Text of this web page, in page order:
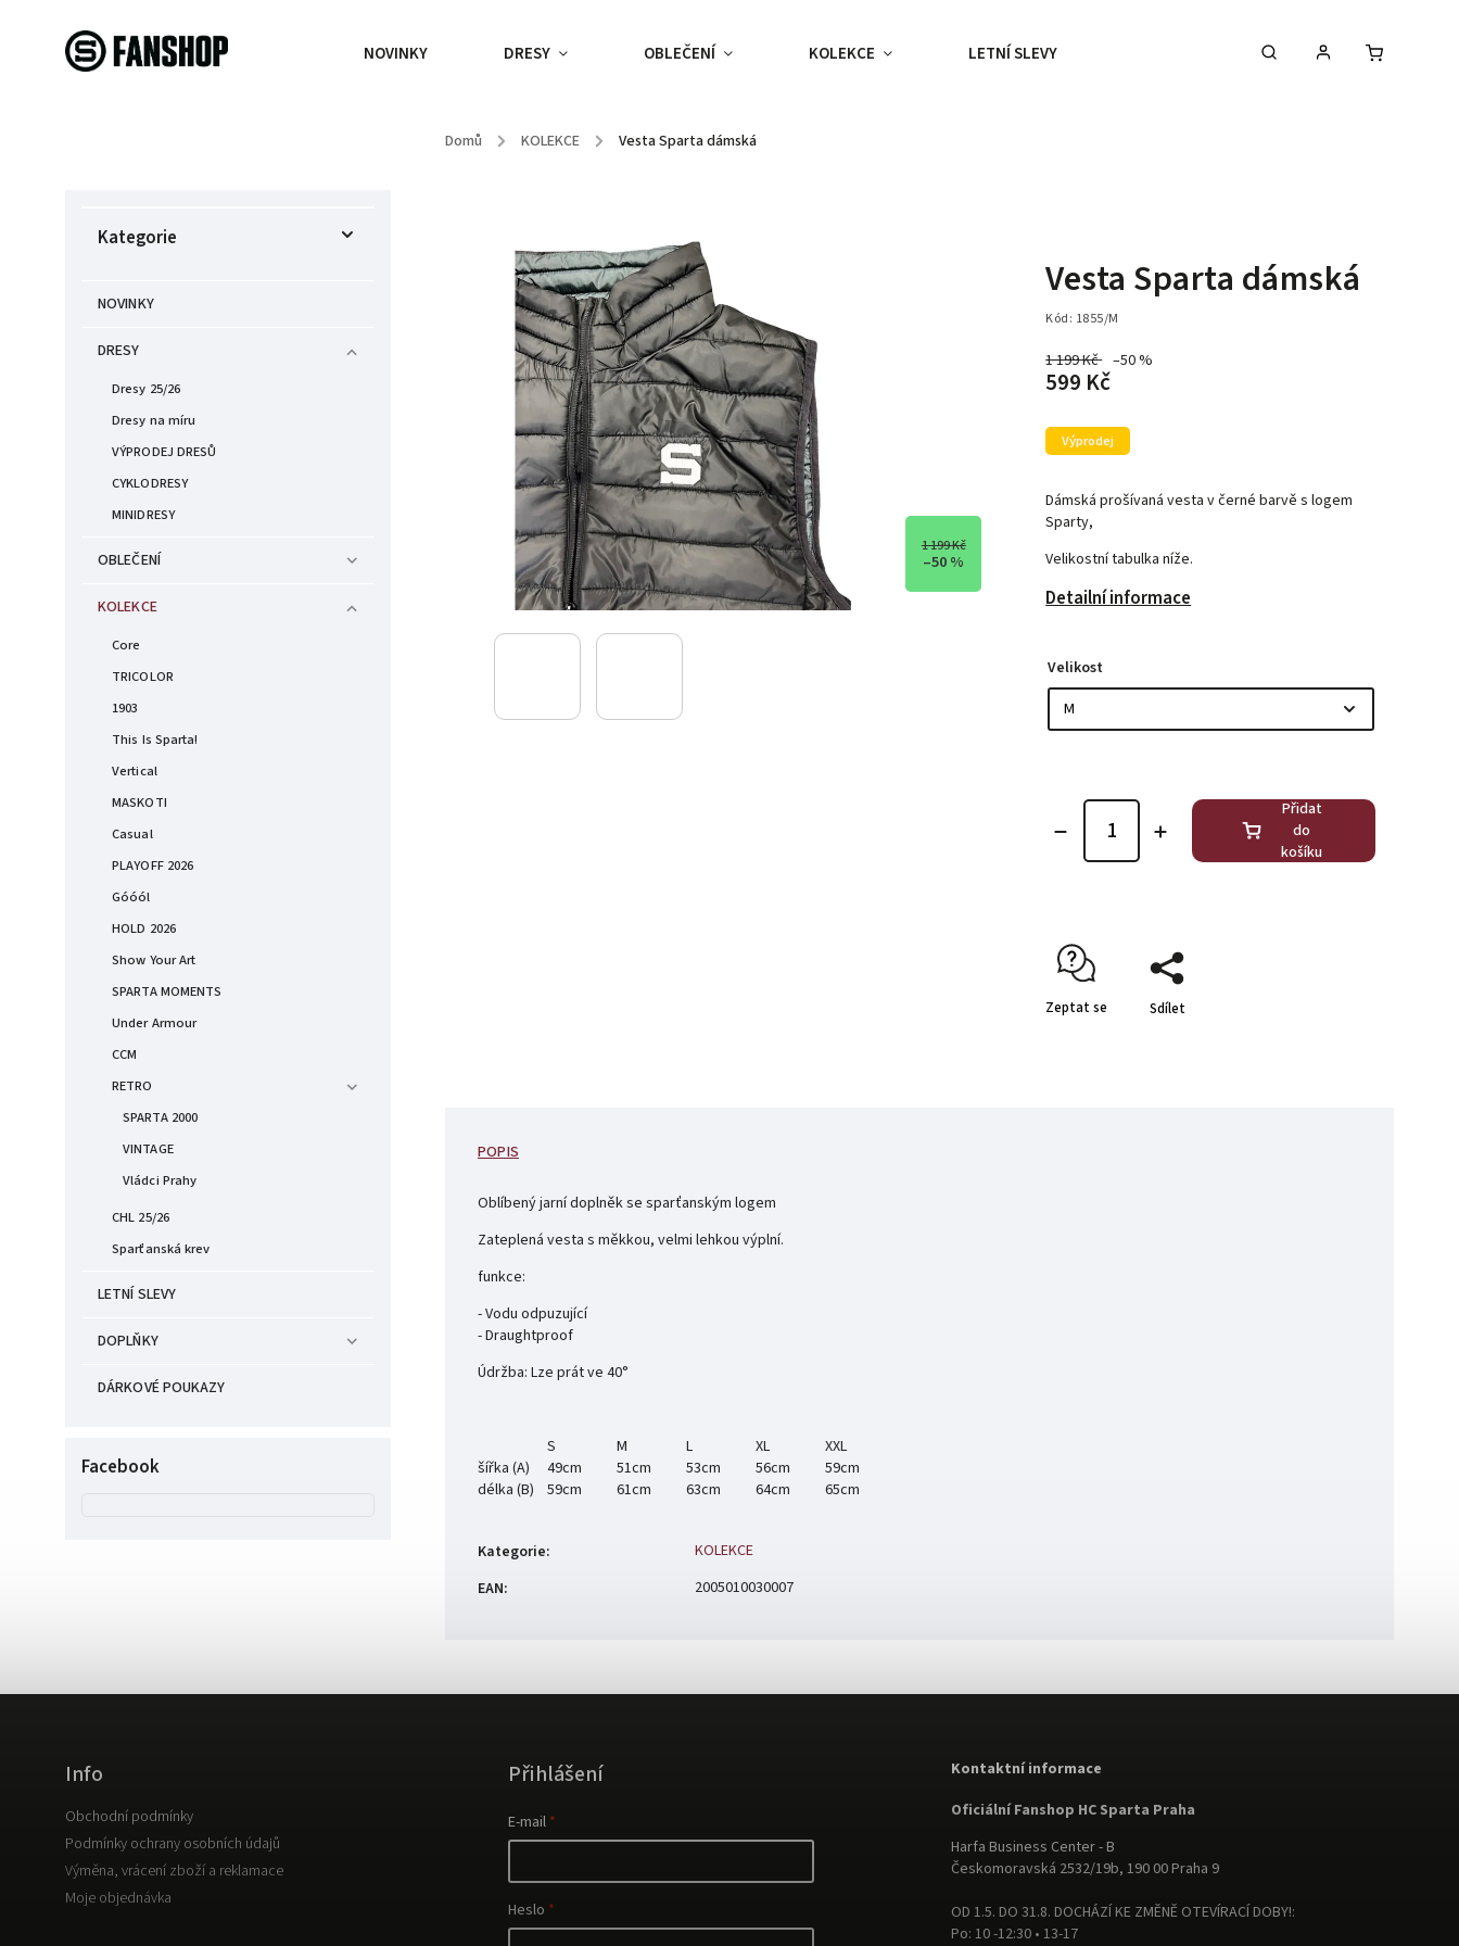
NOVINKY DRESY OBLEČENÍ KOLEKCE LETNÍ SLEVY DÁRKOVÉ POUKAZY
Domů / KOLEKCE / Vesta Sparta dámská
Kategorie
NOVINKY
DRESY
Dresy 25/26
Dresy na míru
VÝPRODEJ DRESŮ
CYKLODRESY
MINIDRESY
OBLEČENÍ
KOLEKCE
Core
TRICOLOR
1903
This Is Sparta!
Vertical
MASKOTI
Casual
PLAYOFF 2026
Góóól
HOLD 2026
Show Your Art
SPARTA MOMENTS
Under Armour
CCM
RETRO
SPARTA 2000
VINTAGE
Vládci Prahy
CHL 25/26
Sparťanská krev
LETNÍ SLEVY
DOPLŇKY
DÁRKOVÉ POUKAZY
Facebook
1 199 Kč
–50 %
Vesta Sparta dámská
Kód: 1855/M
1 199 Kč –50 %
599 Kč
Dámská prošívaná vesta v černé barvě s logem
Sparty,
Velikostní tabulka níže.
Detailní informace
Výprodej
Velikost
Přidat
do
košíku
Zeptat se Sdílet
POPIS
Oblíbený jarní doplněk se sparťanským logem
Zateplená vesta s měkkou, velmi lehkou výplní.
funkce:
- Vodu odpuzující
- Draughtproof
Údržba: Lze prát ve 40°
S M L XL
XXL
šířka (A)
49cm 51cm 53cm 56cm
59cm
délka (B)
59cm 61cm 63cm 64cm 65cm
Kategorie:
KOLEKCE
EAN: 2005010030007
Info
Obchodní podmínky
Podmínky ochrany osobních údajů
Výměna, vrácení zboží a reklamace
Moje objednávka
Přihlášení
E-mail
Heslo
Kontaktní informace
Oficiální Fanshop HC Sparta Praha
Harfa Business Center - B
Českomoravská 2532/19b, 190 00 Praha 9
OD 1.5. DO 31.8. DOCHÁZÍ KE ZMĚNĚ OTEVÍRACÍ DOBY!:
Po: 10 -12:30 • 13-17